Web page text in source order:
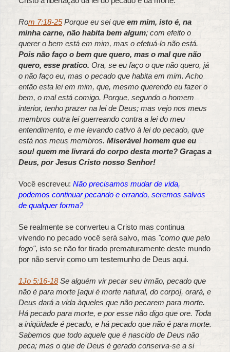
Rom 7:18-25Porque eu sei que em mim, isto é, na
minha carne, não habita bem algum; com efeito o
querer o bem está em mim, mas o efetuá-lo não está.
Pois não faço o bem que quero, mas o mal que não
quero, esse pratico. Ora, se eu faço o que não quero, já
o não faço eu, mas o pecado que habita em mim. Acho
então esta lei em mim, que, mesmo querendo eu fazer o
bem, o mal está comigo. Porque, segundo o homem
interior, tenho prazer na lei de Deus; mas vejo nos meus
membros outra lei guerreando contra a lei do meu
entendimento, e me levando cativo à lei do pecado, que
está nos meus membros. Miserável homem que eu
sou! quem me livrará do corpo desta morte? Graças a
Deus, por Jesus Cristo nosso Senhor!
Você escreveu: Não precisamos mudar de vida,
podemos continuar pecando e errando, seremos salvos
de qualquer forma?
Se realmente se converteu a Cristo mas continua
vivendo no pecado você será salvo, mas "como que pelo
fogo", isto se não for tirado prematuramente deste mundo
por não servir como um testemunho de Deus aqui.
1Jo 5:16-18Se alguém vir pecar seu irmão, pecado que
não é para morte [aqui é morte natural, do corpo], orará, e
Deus dará a vida àqueles que não pecarem para morte.
Há pecado para morte, e por esse não digo que ore. Toda
a iniqüidade é pecado, e há pecado que não é para morte.
Sabemos que todo aquele que é nascido de Deus não
peca; mas o que de Deus é gerado conserva-se a si